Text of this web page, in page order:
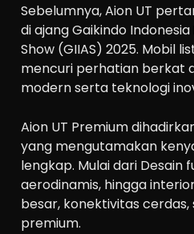
Sebelumnya, Aion UT
di ajang Gaikindo
Show (GIIAS) 2025. Mobil
mencuri perhatian berkat
modern serta teknologi
Aion UT Premium
yang mengutamakan
lengkap. Mulai dari Desain
aerodinamis, hingga
besar, konektivitas
premium.